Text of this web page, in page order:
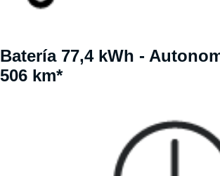
Batería 77,4 kWh -
506 km*